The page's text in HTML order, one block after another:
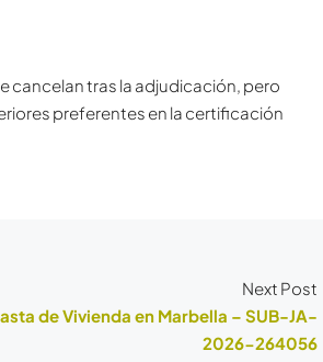
cancelan tras la adjudicación, pero
preferentes en la certificación
Next Post
de Vivienda en Marbella – SUB-JA-
2026-264056